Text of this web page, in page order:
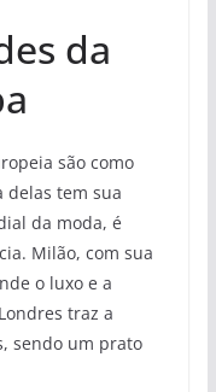
da
são como
delas tem sua
da moda, é
Milão, com sua
o luxo e a
traz a
sendo um prato